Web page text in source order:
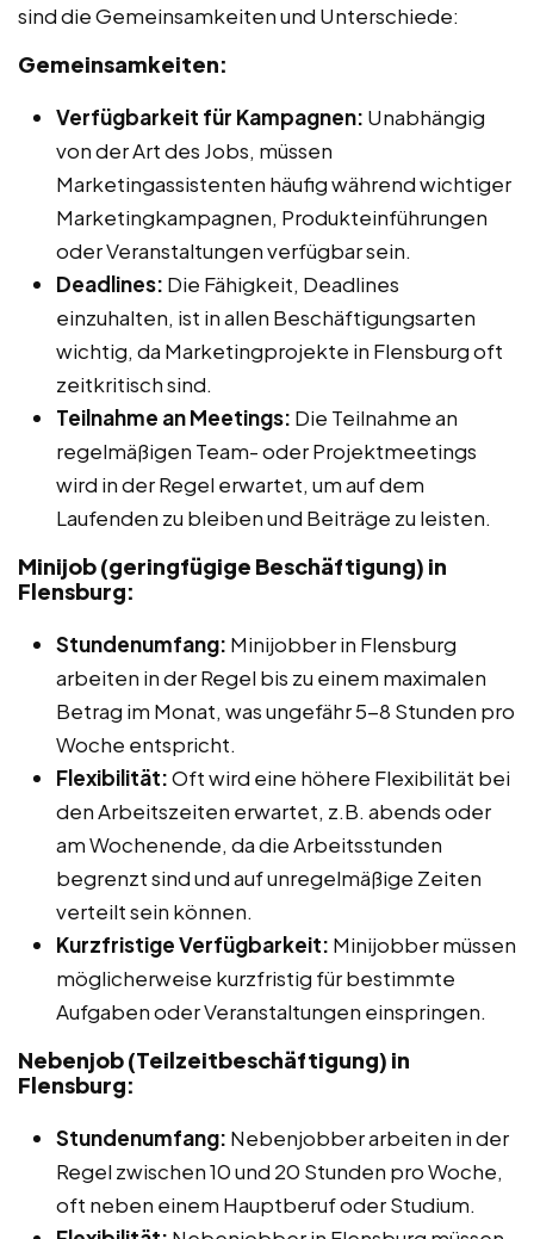
sind die Gemeinsamkeiten und Unterschiede:
Gemeinsamkeiten:
Verfügbarkeit für Kampagnen: Unabhängig
von der Art des Jobs, müssen
Marketingassistenten häufig während wichtiger
Marketingkampagnen, Produkteinführungen
oder Veranstaltungen verfügbar sein.
Deadlines: Die Fähigkeit, Deadlines
einzuhalten, ist in allen Beschäftigungsarten
wichtig, da Marketingprojekte in Flensburg oft
zeitkritisch sind.
Teilnahme an Meetings: Die Teilnahme an
regelmäßigen Team- oder Projektmeetings
wird in der Regel erwartet, um auf dem
Laufenden zu bleiben und Beiträge zu leisten.
Minijob (geringfügige Beschäftigung) in
Flensburg:
Stundenumfang: Minijobber in Flensburg
arbeiten in der Regel bis zu einem maximalen
Betrag im Monat, was ungefähr 5-8 Stunden pro
Woche entspricht.
Flexibilität:Oft wird eine höhere Flexibilität bei
den Arbeitszeiten erwartet, z.B. abends oder
am Wochenende, da die Arbeitsstunden
begrenzt sind und auf unregelmäßige Zeiten
verteilt sein können.
Kurzfristige Verfügbarkeit: Minijobber müssen
möglicherweise kurzfristig für bestimmte
Aufgaben oder Veranstaltungen einspringen.
Nebenjob (Teilzeitbeschäftigung) in
Flensburg:
Stundenumfang: Nebenjobber arbeiten in der
Regel zwischen 10 und 20 Stunden pro Woche,
oft neben einem Hauptberuf oder Studium.